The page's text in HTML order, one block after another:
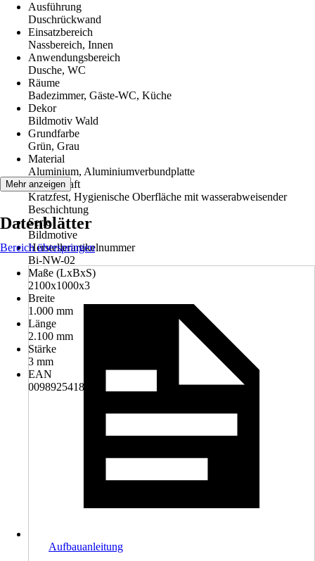
Ausführung
Duschrückwand
Einsatzbereich
Nassbereich, Innen
Anwendungsbereich
Dusche, WC
Räume
Badezimmer, Gäste-WC, Küche
Dekor
Bildmotiv Wald
Grundfarbe
Grün, Grau
Material
Aluminium, Aluminiumverbundplatte
Eigenschaft
Kratzfest, Hygienische Oberfläche mit wasserabweisender
Beschichtung
Serie
Bildmotive
Herstellerartikelnummer
Bi-NW-02
Maße (LxBxS)
2100x1000x3
Breite
1.000 mm
Länge
2.100 mm
Stärke
3 mm
EAN
0098925418772
Mehr anzeigen
Datenblätter
Bereich überspringen
Aufbauanleitung